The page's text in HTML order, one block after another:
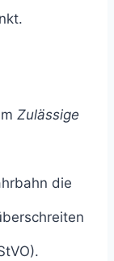
Zulässige
die